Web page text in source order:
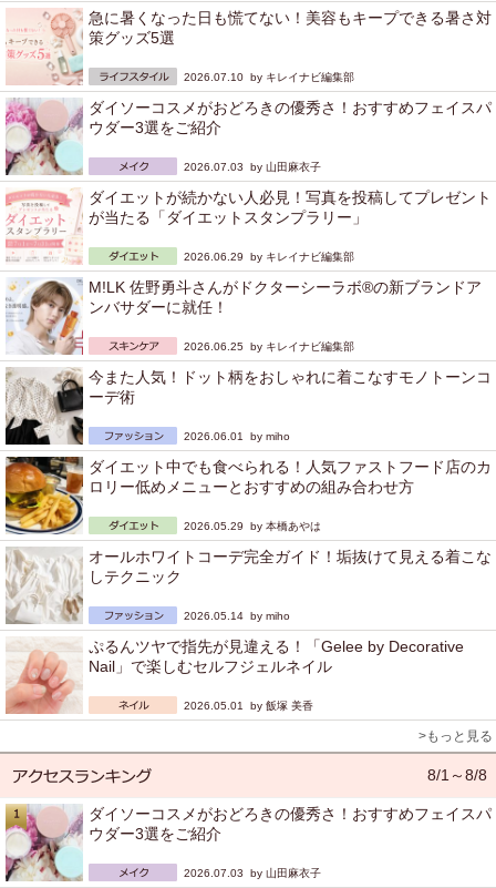
急に暑くなった日も慌てない！美容もキープできる暑さ対
策グッズ5選
2026.07.10 by キレイナビ編集部
ダイソーコスメがおどろきの優秀さ！おすすめフェイスパ
ウダー3選をご紹介
2026.07.03 by 山田麻衣子
ダイエットが続かない人必見！写真を投稿してプレゼント
が当たる「ダイエットスタンプラリー」
2026.06.29 by キレイナビ編集部
M!LK 佐野勇斗さんがドクターシーラボ®の新ブランドア
ンバサダーに就任！
2026.06.25 by キレイナビ編集部
今また人気！ドット柄をおしゃれに着こなすモノトーンコ
ーデ術
2026.06.01 by miho
ダイエット中でも食べられる！人気ファストフード店のカ
ロリー低めメニューとおすすめの組み合わせ方
2026.05.29 by 本橋あやは
オールホワイトコーデ完全ガイド！垢抜けて見える着こな
しテクニック
2026.05.14 by miho
ぷるんツヤで指先が見違える！「Gelee by Decorative
Nail」で楽しむセルフジェルネイル
2026.05.01 by 飯塚 美香
>もっと見る
8/1～8/8
ダイソーコスメがおどろきの優秀さ！おすすめフェイスパ
ウダー3選をご紹介
2026.07.03 by 山田麻衣子